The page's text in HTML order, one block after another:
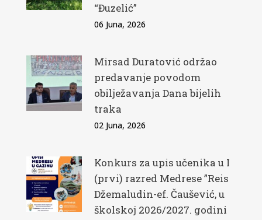
“Đuzelić”
06 Juna, 2026
Mirsad Duratović održao
predavanje povodom
obilježavanja Dana bijelih
traka
02 Juna, 2026
Konkurs za upis učenika u I
(prvi) razred Medrese ”Reis
Džemaludin-ef. Čaušević, u
školskoj 2026/2027. godini